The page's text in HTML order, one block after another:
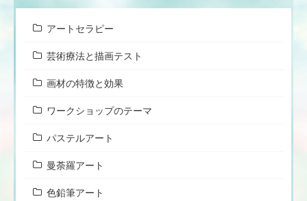
アートセラピー
芸術療法と描画テスト
画材の特徴と効果
ワークショップのテーマ
パステルアート
曼荼羅アート
色鉛筆アート